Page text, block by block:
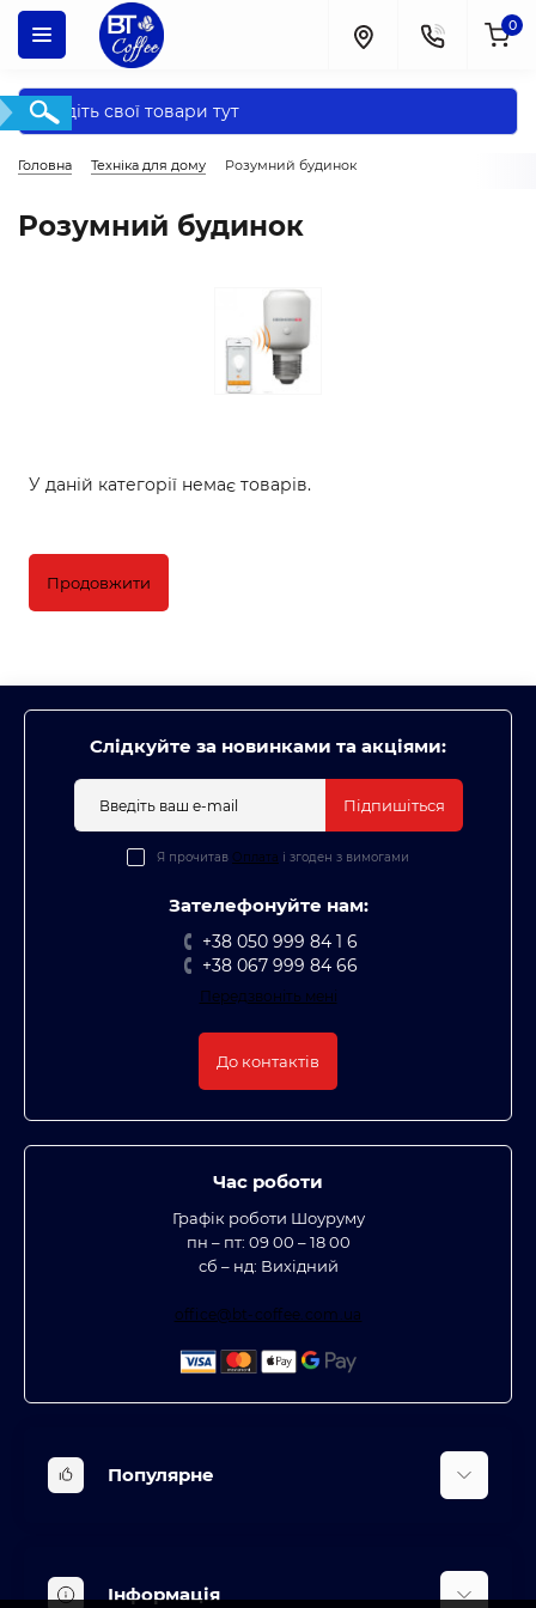
0
Головна Техніка для дому Розумний будинок
Розумний будинок
У даній категорії немає товарів.
Продовжити
Слідкуйте за новинками та акціями:
Підпишіться
Я прочитав Оплата і згоден з вимогами
Зателефонуйте нам:
+38 050 999 84 1 6
+38 067 999 84 66
Передзвоніть мені
До контактів
Час роботи
Графік роботи Шоуруму
пн – пт: 09 00 – 18 00
сб – нд: Вихідний
office@bt-coffee.com.ua
Популярне
Кліматична техніка
Інформація